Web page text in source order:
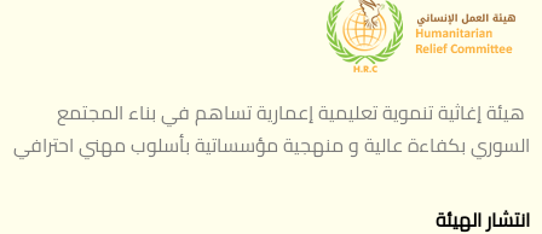
هيئة إغاثية تنموية تعليمية إعمارية تساهم في بناء المجتمع
السوري بكفاءة عالية و منهجية مؤسساتية بأسلوب مهني احترافي
انتشار الهيئة